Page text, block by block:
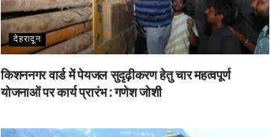
देहरादून
किशननगर वार्ड में पेयजल सुदृढ़ीकरण हेतु चार महत्वपूर्ण
योजनाओं पर कार्य प्रारंभ : गणेश जोशी